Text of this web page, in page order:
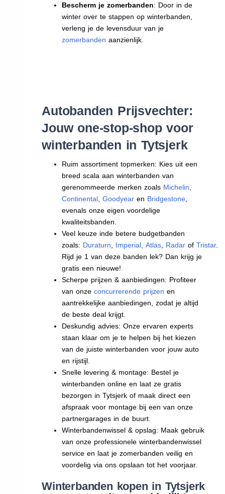
Bescherm je zomerbanden: Door in de
winter over te stappen op winterbanden,
verleng je de levensduur van je
zomerbanden aanzienlijk.
Autobanden Prijsvechter:
Jouw one-stop-shop voor
winterbanden in Tytsjerk
Ruim assortiment topmerken: Kies uit een
breed scala aan winterbanden van
gerenommeerde merken zoals Michelin
Continental ,Goodyear en Bridgestone
evenals onze eigen voordelige
kwaliteitsbanden.
Veel keuze inde betere budgetbanden
zoals: Duraturn Imperial Atlas Radar ofTristar.
Rijd je 1 van deze banden lek? Dan krijg je
gratis een nieuwe!
Scherpe prijzen & aanbiedingen: Profiteer
van onzeconcurrerende prijzen en
aantrekkelijke aanbiedingen, zodat je altijd
de beste deal krijgt.
Deskundig advies: Onze ervaren experts
staan klaar om je te helpen bij het kiezen
van de juiste winterbanden voor jouw auto
en rijstijl.
Snelle levering & montage: Bestel je
winterbanden online en laat ze gratis
bezorgen in Tytsjerk of maak direct een
afspraak voor montage bij een van onze
partnergarages in de buurt.
Winterbandenwissel & opslag: Maak gebruik
van onze professionele winterbandenwissel
service en laat je zomerbanden veilig en
voordelig via ons opslaan tot het voorjaar.
Winterbanden kopen in Tytsjerk